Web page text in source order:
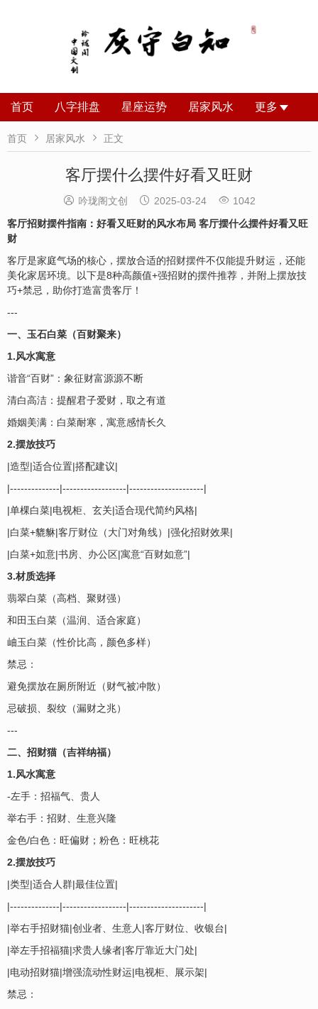
首页 八字排盘 星座运势 居家风水 更多
首页  居家风水  正文
客厅摆什么摆件好看又旺财
 吟珑阁文创  2025-03-24  1042
客厅招财摆件指南：好看又旺财的风水布局 客厅摆什么摆件好看又旺
财
客厅是家庭气场的核心，摆放合适的招财摆件不仅能提升财运，还能
美化家居环境。以下是8种高颜值+强招财的摆件推荐，并附上摆放技
巧+禁忌，助你打造富贵客厅！
---
一、玉石白菜（百财聚来）
1.风水寓意
谐音“百财”：象征财富源源不断
清白高洁：提醒君子爱财，取之有道
婚姻美满：白菜耐寒，寓意感情长久
2.摆放技巧
|造型|适合位置|搭配建议|
|--------------|------------------|---------------------|
|单棵白菜|电视柜、玄关|适合现代简约风格|
|白菜+貔貅|客厅财位（大门对角线）|强化招财效果|
|白菜+如意|书房、办公区|寓意“百财如意”|
3.材质选择
翡翠白菜（高档、聚财强）
和田玉白菜（温润、适合家庭）
岫玉白菜（性价比高，颜色多样）
禁忌：
避免摆放在厕所附近（财气被冲散）
忌破损、裂纹（漏财之兆）
---
二、招财猫（吉祥纳福）
1.风水寓意
-左手：招福气、贵人
举右手：招财、生意兴隆
金色/白色：旺偏财；粉色：旺桃花
2.摆放技巧
|类型|适合人群|最佳位置|
|--------------|------------------|---------------------|
|举右手招财猫|创业者、生意人|客厅财位、收银台|
|举左手招福猫|求贵人缘者|客厅靠近大门处|
|电动招财猫|增强流动性财运|电视柜、展示架|
禁忌：